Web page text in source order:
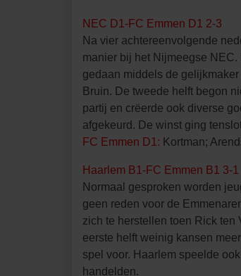
NEC D1-FC Emmen D1 2-3
Na vier achtereenvolgende
manier bij het Nijmeegse
gedaan middels de
Bruin. De tweede helft begon
partij en crëerde ook diverse
afgekeurd. De winst ging
FC Emmen D1: Kortman;
Haarlem B1-FC Emmen B1 3-1
Normaal gesproken worden
geen reden voor de
zich te herstellen toen Rick ten
eerste helft weinig kansen
spel voor. Haarlem speelde
handelden.